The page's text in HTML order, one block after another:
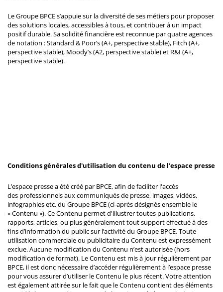
Le Groupe BPCE s’appuie sur la diversité de ses métiers pour proposer
des solutions locales, accessibles à tous, et contribuer à un impact
positif durable. Sa solidité financière est reconnue par quatre agences
de notation : Standard & Poor’s (A+, perspective stable), Fitch (A+,
perspective stable), Moody’s (A2, perspective stable) et R&I (A+,
perspective stable).
Conditions générales d'utilisation du contenu de l’espace presse
L’espace presse a été créé par BPCE, afin de faciliter l'accès
des professionnels aux communiqués de presse, images, vidéos,
infographies etc. du Groupe BPCE (ci-après désignés ensemble le
« Contenu »). Ce Contenu permet d'illustrer toutes publications,
rapports, articles, ou plus généralement tout support effectué à des
fins d’information du public sur l’activité du Groupe BPCE. Toute
utilisation commerciale ou publicitaire du Contenu est expressément
exclue. Aucune modification du Contenu n’est autorisée (hors
modification de format). Le Contenu est mis à jour régulièrement par
BPCE, il est donc nécessaire d’accéder régulièrement à l’espace presse
pour vous assurer d’utiliser le Contenu le plus récent. Votre attention
est également attirée sur le fait que le Contenu contient des éléments